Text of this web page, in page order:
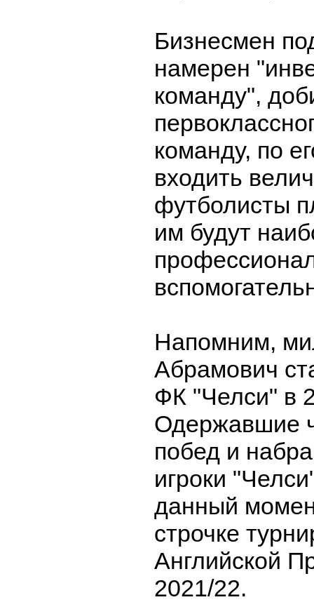
Бизнесмен
намерен
команду",
команду, по
входить
футболисты
им будут
Напомним,
Абрамович
ФК "Челси" в
Одержавшие
побед и
игроки
данный
строчке
Английской
2021/22.